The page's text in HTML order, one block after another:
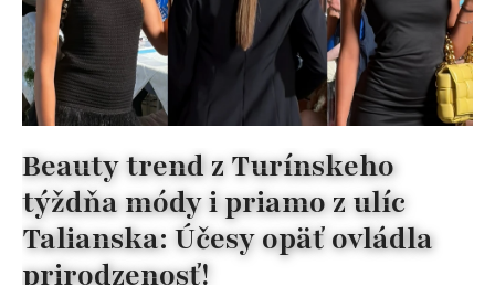
Beauty trend z Turínskeho
týždňa módy i priamo z ulíc
Talianska: Účesy opäť ovládla
prirodzenosť!